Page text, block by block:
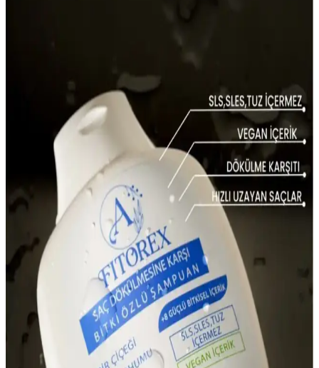
dökülmesine karşı etkili, kullanımı kolay ve vegan formülüyle saç
sağlığını destekleyen bir saç bakım ürünüdür.
Aizen Kolajen Biotin Şampuanı: Saç Sağlığını
Destekleyen Güçlü Formül ve Kullanıcı Deneyimleri
Aizen kolajen biotin şampuanı, saçların elastikiyetini artırır,
dökülmeyi engeller ve parlaklık sağlar. Düzenli kullanımda sağlıklı
ve güçlü saçlara ulaşmanıza yardımcı olur.
LAND OF MYTH Siyah Silikon Saç Derisi Masaj
Fırçası Sağlıklı Saçlar İçin Uygun Bir Bakım Aracı
LAND OF MYTH silikon dişli saç derisi masaj fırçası, nazikçe
masaj yapar, saç derisini temizler ve kepek ile saç dökülmesini
azaltır, saçlarınızın sağlığını destekler.
Şampuan Kullanımının Azaltılmasının Saç ve Saç
Derisi Sağlığı Üzerindeki Etkileri
Şampuan kullanımının azaltılması saçta yağ birikimine ve
topaklanmaya yol açabilir. Bu durum saç derisinde iltihap ve mantar